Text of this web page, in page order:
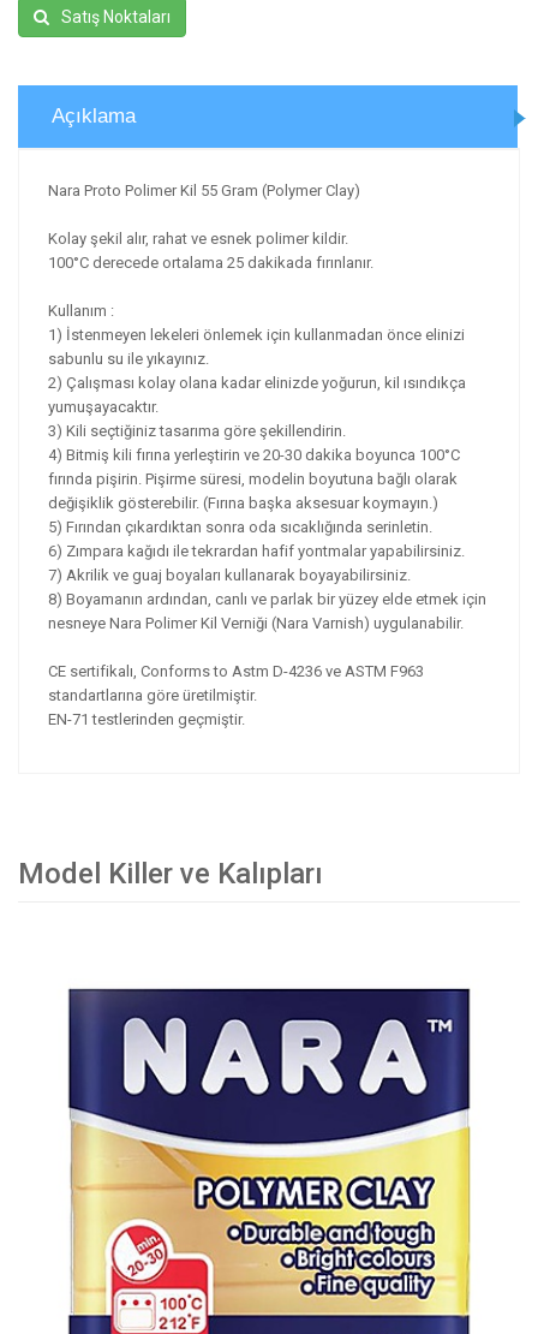
Satış Noktaları
Açıklama
Nara Proto Polimer Kil 55 Gram (Polymer Clay)
Kolay şekil alır, rahat ve esnek polimer kildir.
100°C derecede ortalama 25 dakikada fırınlanır.
Kullanım :
1) İstenmeyen lekeleri önlemek için kullanmadan önce elinizi
sabunlu su ile yıkayınız.
2) Çalışması kolay olana kadar elinizde yoğurun, kil ısındıkça
yumuşayacaktır.
3) Kili seçtiğiniz tasarıma göre şekillendirin.
4) Bitmiş kili fırına yerleştirin ve 20-30 dakika boyunca 100°C
fırında pişirin. Pişirme süresi, modelin boyutuna bağlı olarak
değişiklik gösterebilir. (Fırına başka aksesuar koymayın.)
5) Fırından çıkardıktan sonra oda sıcaklığında serinletin.
6) Zımpara kağıdı ile tekrardan hafif yontmalar yapabilirsiniz.
7) Akrilik ve guaj boyaları kullanarak boyayabilirsiniz.
8) Boyamanın ardından, canlı ve parlak bir yüzey elde etmek için
nesneye Nara Polimer Kil Verniği (Nara Varnish) uygulanabilir.
CE sertifikalı, Conforms to Astm D-4236 ve ASTM F963
standartlarına göre üretilmiştir.
EN-71 testlerinden geçmiştir.
Model Killer ve Kalıpları